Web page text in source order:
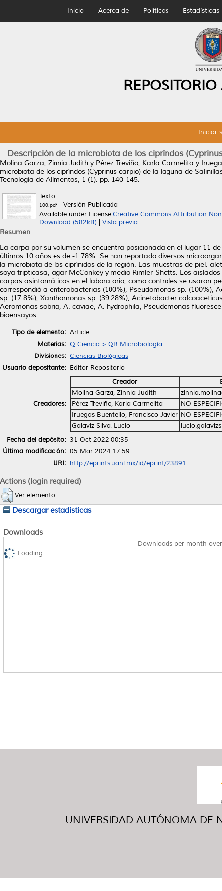
Inicio Acerca de Políticas Estadísticas
Iniciar
Descripción de la microbiota de los cipríndos
Molina Garza, Zinnia Judith y Pérez Treviño, Karla Carmelita y
microbiota de los cipríndos (Cyprinus carpio) de la laguna de
Tecnología de Alimentos, 1 (1). pp. 140-145.
Texto
100.pdf- Versión Publicada
Available under License Creative Commons Attribution
Download (582kB)
Vista previa
Resumen
La carpa por su volumen se encuentra posicionada en el lugar 11
últimos 10 años es de -1.78%. Se han reportado diversos
la microbiota de los ciprínidos de la región. Las muestras de piel,
soya tripticasa, agar McConkey y medio Rimler-Shotts. Los
carpas asintomáticos en el laboratorio, como controles se usaron
correspondió a enterobacterias (100%), Pseudomonas sp. (100%),
sp. (17.8%), Xanthomonas sp. (39.28%), Acinetobacter
Aeromonas sobria, A. caviae, A. hydrophila, Pseudomonas
bioensayos.
Tipo de elemento: Article
Materias: Q Ciencia > QR Microbiología
Divisiones: Ciencias Biológicas
Usuario depositante: Editor Repositorio
Creadores:
Creador
Molina Garza, Zinnia Judith
Pérez Treviño, Karla Carmelita
NO
Iruegas Buentello, Francisco Javier NO
Galaviz Silva, Lucio
Fecha del depósito: 31 Oct 2022 00:35
Última modificación: 05 Mar 2024 17:59
URI: http://eprints.uanl.mx/id/eprint/23891
Actions (login required)
Ver elemento
Descargar estadísticas
Downloads
Downloads per month
Loading...
UNIVERSIDAD AUTÓNOMA DE